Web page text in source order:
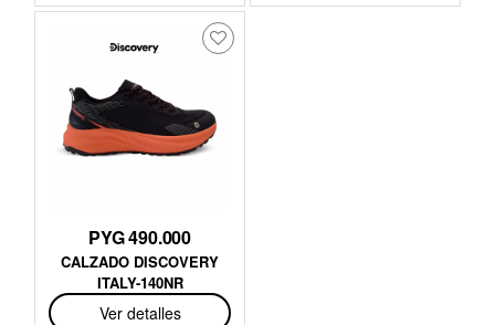
PYG 490.000
CALZADO DISCOVERY
ITALY-140NR
Ver detalles